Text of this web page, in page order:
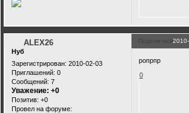
Поделиться
ALEX26
Нуб
Зарегистрирован: 2010-02-03
Приглашений: 0
Сообщений: 7
Уважение: +0
Позитив: +0
Провел на форуме:
ропрпр
0